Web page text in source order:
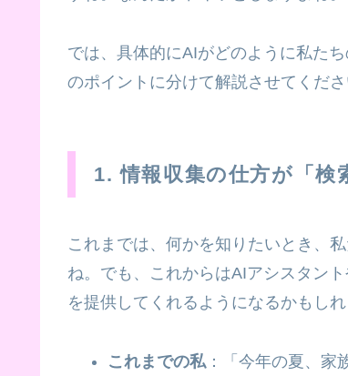
では、具体的にAIがどのように私た
のポイントに分けて解説させてくださ
1. 情報収集の仕方が「検
これまでは、何かを知りたいとき、
ね。でも、これからはAIアシスタン
を提供してくれるようになるかもし
これまでの私：「今年の夏、家